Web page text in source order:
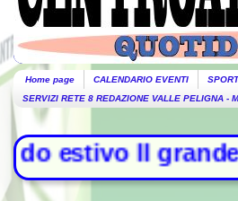
Home page CALENDARIO EVENTI SPORT
SERVIZI RETE 8 REDAZIONE VALLE PELIGNA -
caldo